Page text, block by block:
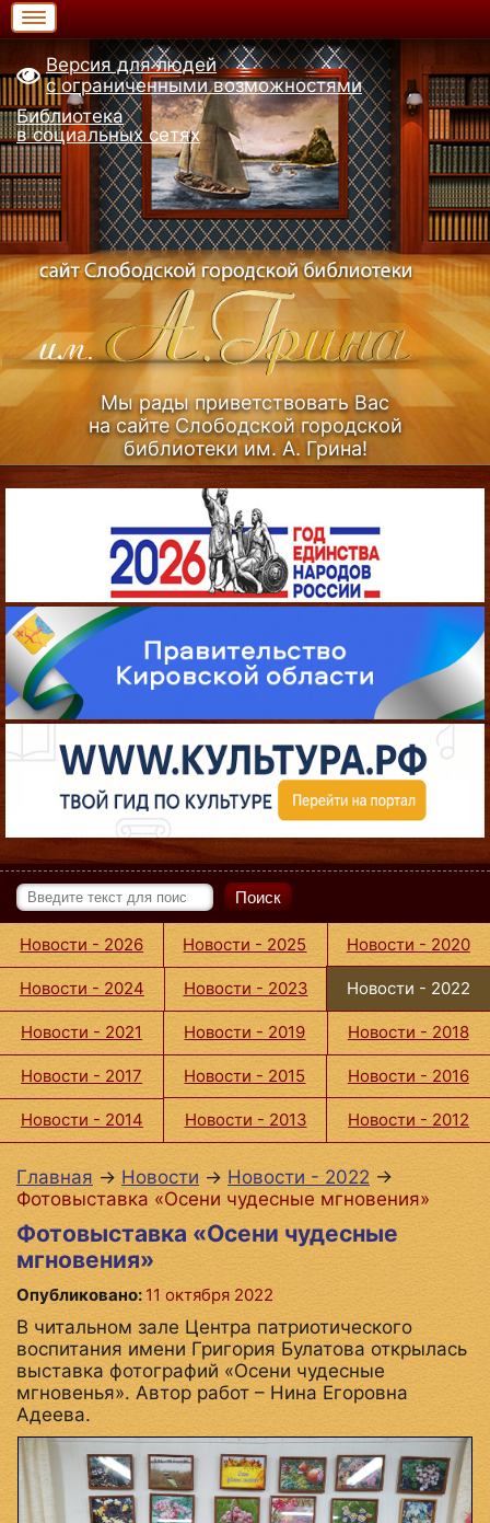
Версия для людей
с ограниченными возможностями
Библиотека
в социальных сетях
Мы рады приветствовать Вас
на сайте Слободской городской
библиотеки им. А. Грина!
Узнать больше (Из истории библиотеки)...
Поиск
Новости - 2026 Новости - 2025 Новости - 2020
Новости - 2024 Новости - 2023 Новости - 2022
Новости - 2021 Новости - 2019 Новости - 2018
Новости - 2017 Новости - 2015 Новости - 2016
Новости - 2014 Новости - 2013 Новости - 2012
Главная → Новости → Новости - 2022 →
Фотовыставка «Осени чудесные мгновения»
Фотовыставка «Осени чудесные
мгновения»
Опубликовано:11 октября 2022
В читальном зале Центра патриотического
воспитания имени Григория Булатова открылась
выставка фотографий «Осени чудесные
мгновенья». Автор работ – Нина Егоровна
Адеева.